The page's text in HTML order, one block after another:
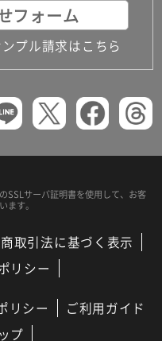
フォーム
プル請求はこちら
SSLサーバ証明書を使用して、 お客
ます。
取引法に基づく表示
リシー
リシー
ご利用ガイド
プ